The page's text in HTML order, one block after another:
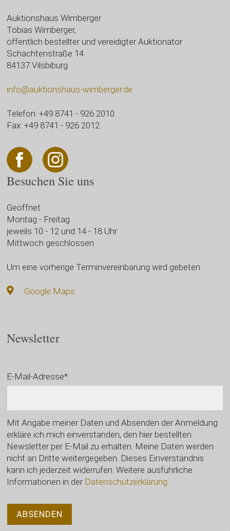
Auktionshaus Wimberger
Tobias Wimberger,
öffentlich bestellter und vereidigter Auktionator
Schachtenstraße 14
84137 Vilsbiburg
info@auktionshaus-wimberger.de
Telefon: +49 8741 - 926 2010
Fax: +49 8741 - 926 2012
Besuchen Sie uns
Geöffnet
Montag - Freitag
jeweils 10 - 12 und 14 - 18 Uhr
Mittwoch geschlossen
Um eine vorherige Terminvereinbarung wird gebeten
Google Maps
Newsletter
E-Mail-Adresse*:
Mit Angabe meiner Daten und Absenden der Anmeldung
erkläre ich mich einverstanden, den hier bestellten
Newsletter per E-Mail zu erhalten. Meine Daten werden
nicht an Dritte weitergegeben. Dieses Einverständnis
kann ich jederzeit widerrufen. Weitere ausführliche
Informationen in der Datenschutzerklärung